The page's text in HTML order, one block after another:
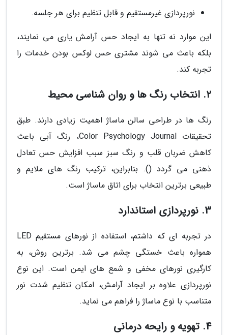
نورپردازی غیرمستقیم و قابل تنظیم برای هر جلسه.
این موارد نه تنها به ایجاد حس آرامش یاری می نمایند،
بلکه باعث می شوند مشتری حس لوکس بودن خدمات را
تجربه کند.
2. انتخاب رنگ ها و روان شناسی محیط
رنگ ها در طراحی سالن ماساژ اهمیت زیادی دارند. طبق
تحقیقات Color Psychology Journal، رنگ آبی باعث
کاهش ضربان قلب و رنگ سبز سبب افزایش حس تعادل
ذهنی می گردد (). بنابراین، ترکیب رنگ های ملایم و
طبیعی برترین انتخاب برای اتاق ماساژ است.
3. نورپردازی استاندارد
در تجربه ای که داشتم، استفاده از نورهای مستقیم LED
همواره باعث خستگی چشم می شد. برترین روش، به
کارگیری نورهای مخفی و شمع های ایمن است. این نوع
نورپردازی علاوه بر ایجاد آرامش، امکان تنظیم شدت نور
متناسب با نوع ماساژ را فراهم می نماید.
4. تهویه و رایحه درمانی